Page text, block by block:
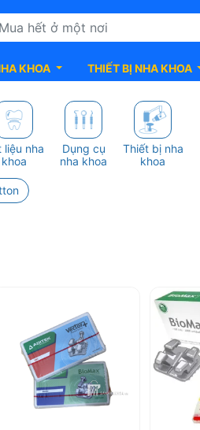
KHOA THIẾT BỊ NHA KHOA
liệu nha
khoa
Dụng cụ
nha khoa
Thiết bị nha
khoa